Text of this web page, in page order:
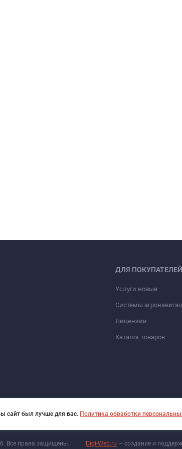
ДЛЯ ПОКУПАТЕЛЕЙ
Услуги новые
Системы
Лицензии
Каталог товаров
Все права защищены. Digi-Web.ru — создание и
сайт был лучше для вас. Политика обработки